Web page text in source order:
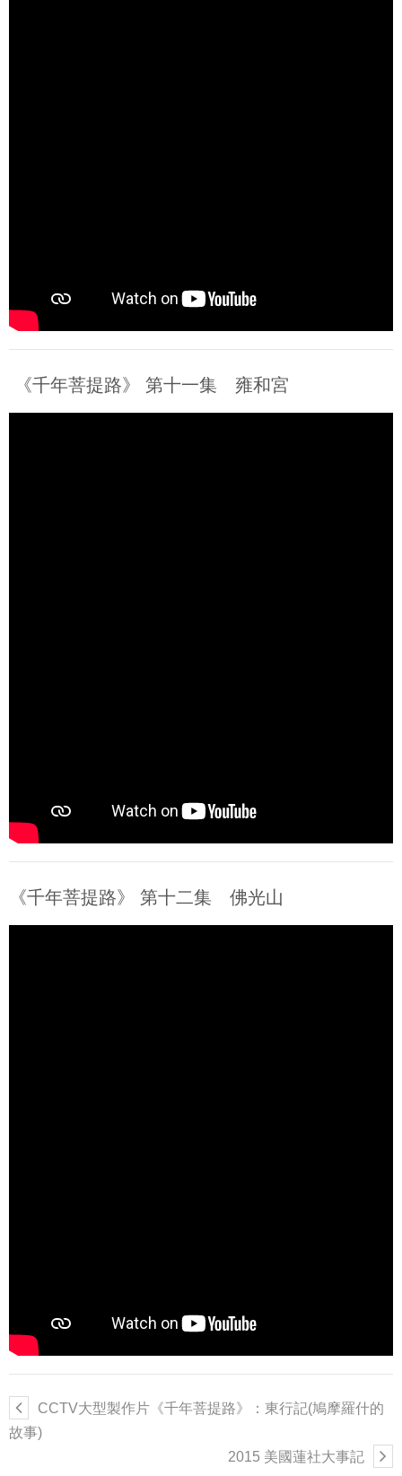
《千年菩提路》 第十一集 雍和宮
《千年菩提路》 第十二集 佛光山
CCTV大型製作片《千年菩提路》：東行記(鳩摩羅什的
故事)
2015 美國蓮社大事記